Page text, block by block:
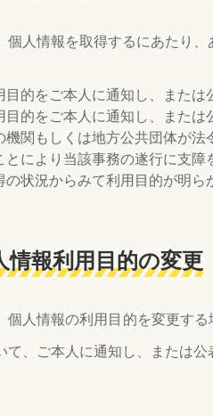
個人情報を取得するにあたり
目的をご本人に通知し、また
目的をご本人に通知し、また
機関もしくは地方公共団体が
とにより当該事務の遂行に支障
の状況からみて利用目的が明ら
情報利用目的の変更
個人情報の利用目的を変更す
て、ご本人に通知し、または公